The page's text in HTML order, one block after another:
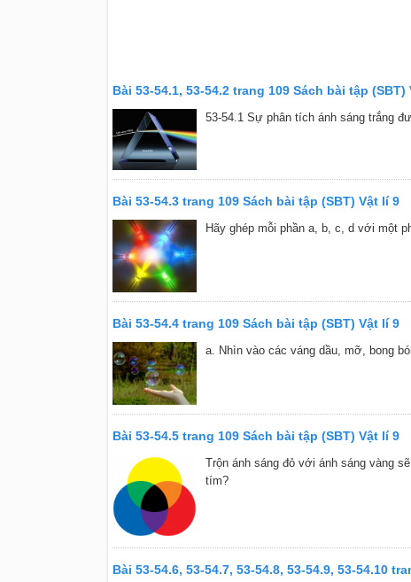
Bài 53-54.1, 53-54.2 trang 109 Sách bài tập (SBT)
53-54.1 Sự phân tích ánh sáng trắng
Bài 53-54.3 trang 109 Sách bài tập (SBT) Vật lí 9
Hãy ghép mỗi phần a, b, c, d với một
Bài 53-54.4 trang 109 Sách bài tập (SBT) Vật lí 9
a. Nhìn vào các váng dầu, mỡ, bong
Bài 53-54.5 trang 109 Sách bài tập (SBT) Vật lí 9
Trộn ánh sáng đỏ với ánh sáng vàng
tím?
Bài 53-54.6, 53-54.7, 53-54.8, 53-54.9, 53-54.10